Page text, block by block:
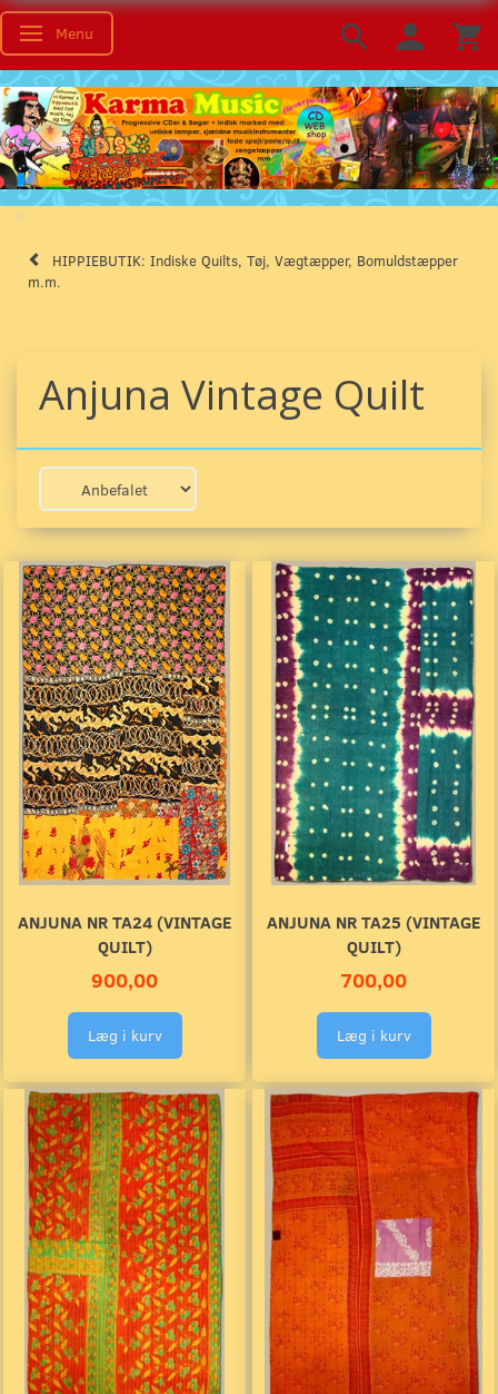
Skifte navigation
Menu
HIPPIEBUTIK: Indiske Quilts, Tøj, Vægtæpper, Bomuldstæpper
m.m.
Anjuna Vintage Quilt
ANJUNA NR TA24 (VINTAGE
QUILT)
900,00
Læg i kurv
ANJUNA NR TA25 (VINTAGE
QUILT)
700,00
Læg i kurv